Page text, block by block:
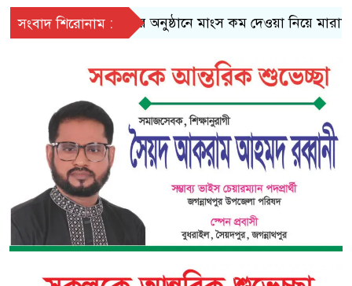
সংবাদ শিরোনাম :বিয়ের অনুষ্ঠানে মাংস কম দেওয়া নিয়ে